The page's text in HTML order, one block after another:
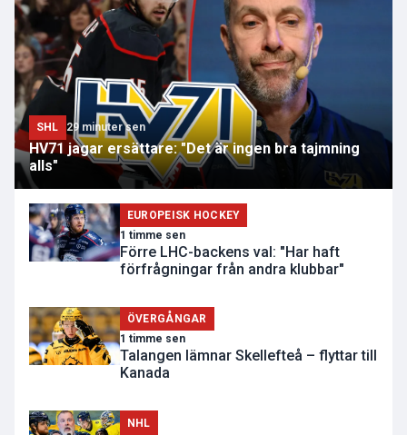
SHL 29 minuter sen
HV71 jagar ersättare: "Det är ingen bra tajmning
alls"
EUROPEISK HOCKEY
1 timme sen
Förre LHC-backens val: "Har haft
förfrågningar från andra klubbar"
ÖVERGÅNGAR
1 timme sen
Talangen lämnar Skellefteå – flyttar till
Kanada
NHL